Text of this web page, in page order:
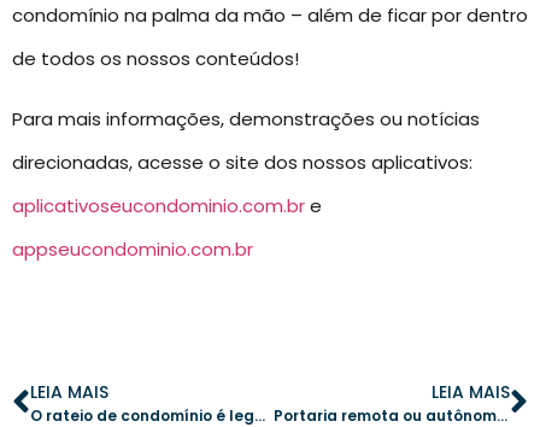
condomínio na palma da mão – além de ficar por dentro
de todos os nossos conteúdos!
Para mais informações, demonstrações ou notícias
direcionadas, acesse o site dos nossos aplicativos:
aplicativoseucondominio.com.bre
appseucondominio.com.br
LEIA MAIS
O rateio de condomínio é legal? Entenda!
LEIA MAIS
Portaria remota ou autônoma: inovação e segurança para o seu condomínio